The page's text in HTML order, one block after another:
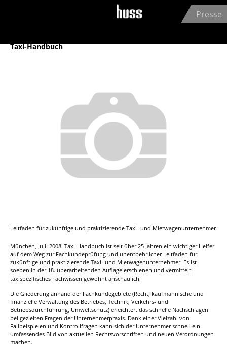
Jump to navigation
Presse
Taxi-Handbuch
Leitfaden für zukünftige und praktizierende Taxi- und Mietwagenunternehmer
München, Juli. 2008. Taxi-Handbuch ist seit über 25 Jahren ein wichtiger Helfer
auf dem Weg zur Fachkundeprüfung und unentbehrlicher Leitfaden für
zukünftige und praktizierende Taxi- und Mietwagenunternehmer. Es ist
soeben in der 18. überarbeitenden Auflage erschienen und vermittelt
taxispezifisches Fachwissen gewohnt anschaulich.
Die Gliederung anhand der Fachkundegebiete (Recht, kaufmännische und
finanzielle Verwaltung des Betriebes, Technik, Verkehrs- und
Betriebsdurchführung, Umweltschutz) erleichtert das schnelle Nachschlagen
bei gezielten Fragen der Unternehmerpraxis. Dank einer Vielzahl von
Fallbeispielen und Kontrollfragen kann sich der Unternehmer schnell ein
umfassendes Bild von aktuellen Rechtsvorschriften und neuen Verordnungen
machen.